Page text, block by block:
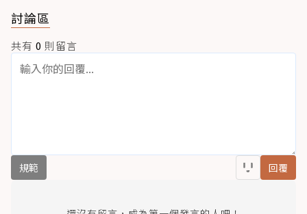
討論區
共有 0 則留言
規範 回覆